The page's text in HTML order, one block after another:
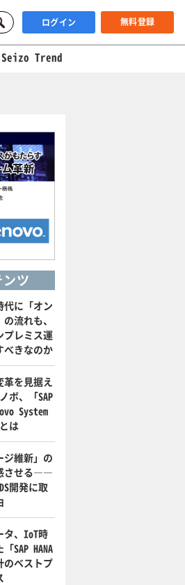
ログイン 無料登録
Seizo Trend
ツ
代に「オン
流れも、
プレミス運
べきなのか
革を見据え
ボ、「SAP
System
は
ジ維新」の
させる――
開発に取
タ、IoT時
SAP HANA
のベストプ